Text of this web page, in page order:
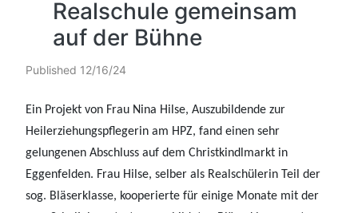
Realschule gemeinsam
auf der Bühne
Published 12/16/24
Ein Projekt von Frau Nina Hilse, Auszubildende zur
Heilerziehungspflegerin am HPZ, fand einen sehr
gelungenen Abschluss auf dem Christkindlmarkt in
Eggenfelden. Frau Hilse, selber als Realschülerin Teil der
sog. Bläserklasse, kooperierte für einige Monate mit der